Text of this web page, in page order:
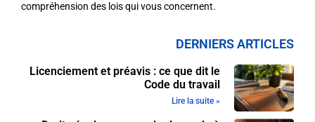
compréhension des lois qui vous concernent.
DERNIERS ARTICLES
Licenciement et préavis : ce que dit le
Code du travail
Lire la suite »